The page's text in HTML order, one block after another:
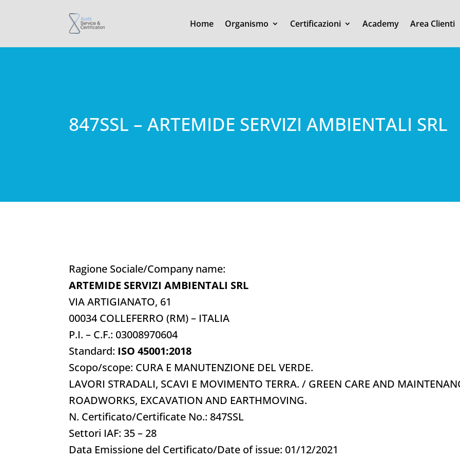
Home Organismo Certificazioni Academy Area Clienti
847SSL – ARTEMIDE SERVIZI AMBIENTALI SRL
Ragione Sociale/Company name:
ARTEMIDE SERVIZI AMBIENTALI SRL
VIA ARTIGIANATO, 61
00034 COLLEFERRO (RM) – ITALIA
P.I. – C.F.: 03008970604
Standard: ISO 45001:2018
Scopo/scope: CURA E MANUTENZIONE DEL VERDE.
LAVORI STRADALI, SCAVI E MOVIMENTO TERRA. / GREEN CARE AND
ROADWORKS, EXCAVATION AND EARTHMOVING.
N. Certificato/Certificate No.: 847SSL
Settori IAF: 35 – 28
Data Emissione del Certificato/Date of issue: 01/12/2021